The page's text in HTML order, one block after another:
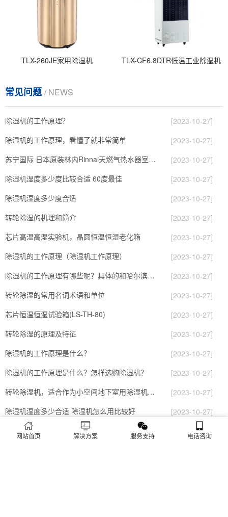
TLX-260JE家用除湿机 TLX-CF6.8DTR低温工业除湿机
常见问题/ NEWS
除湿机的工作原理？
[2023-10-27]
除湿机的工作原理，看懂了就非常简单
[2023-10-27]
苏宁国际 日本原装林内Rinnai天燃气热水器室内外机20L24升恒温0冷水循环泵RUF-A2005AU(B)
[2023-10-27]
除湿机湿度多少度比较合适 60度最佳
[2023-10-27]
除湿机湿度多少度合适
[2023-10-27]
转轮除湿的机理和简介
[2023-10-27]
芯片高温高湿实验机，晶圆恒温恒湿老化箱
[2023-10-27]
除湿机的工作原理（除湿机工作原理）
[2023-10-27]
除湿机的工作原理有哪些呢？具体的和哈尔滨除湿机了解一下吧！
[2023-10-27]
转轮除湿的常用名词术语和单位
[2023-10-27]
芯片恒温恒湿试验箱(LS-TH-80)
[2023-10-27]
转轮除湿的原理及特征
[2023-10-27]
除湿机的工作原理是什么？
[2023-10-27]
除湿机的工作原理是什么？怎样选购除湿机？
[2023-10-27]
转轮除湿机，适合作为小空间地下室用除湿机使用么？
[2023-10-27]
除湿机湿度多少合适 除湿机怎么用比较好
[2023-10-27]
[2023-10-27]
网站首页 解决方案 服务支持 电话咨询